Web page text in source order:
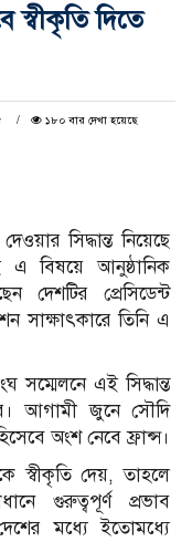
স্বীকৃতি দিতে
১৮০ বার দেখা হয়েছে
দেওয়ার সিদ্ধান্ত নিয়েছে
এ বিষয়ে আনুষ্ঠানিক
দেশটির প্রেসিডেন্ট
সাক্ষাৎকারে তিনি এ
সম্মেলনে এই সিদ্ধান্ত
আগামী জুনে সৌদি
অংশ নেবে ফ্রান্স।
স্বীকৃতি দেয়, তাহলে
গুরুত্বপূর্ণ প্রভাব
মধ্যে ইতোমধ্যে